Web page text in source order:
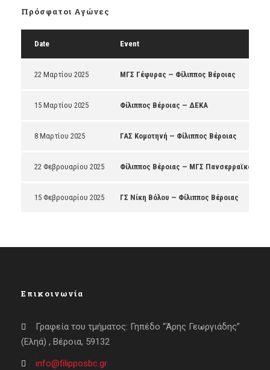
Πρόσφατοι Αγώνες
Date Event
22 Μαρτίου 2025 ΜΓΣ Γέφυρας — Φίλιππος Βέροιας
15 Μαρτίου 2025 Φίλιππος Βέροιας — ΔΕΚΑ
8 Μαρτίου 2025 ΓΑΣ Κομοτηνή — Φίλιππος Βέροιας
22 Φεβρουαρίου 2025 Φίλιππος Βέροιας — ΜΓΣ Πανσερραϊκός
15 Φεβρουαρίου 2025 ΓΣ Νίκη Βόλου — Φίλιππος Βέροιας
Επικοινωνία
Γραφεία του τμήματος: Γηπέδο “Άρης Γεωργιάδης”
(Εληά) , Βέροια, 59132
info@filipposbc.gr